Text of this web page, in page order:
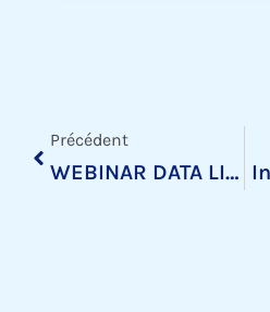
Précédent
WEBINAR DATA LITERACY, LA CONNAISSANCE DE LA DONNEE